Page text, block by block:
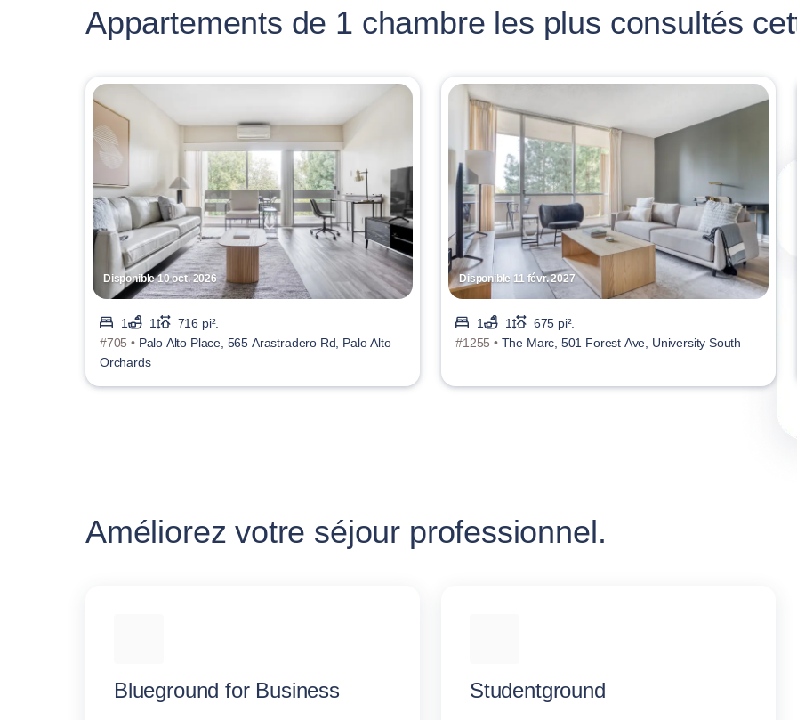
Appartements de 1 chambre les plus consultés
Disponible 10 oct. 2026
1 1
716 pi².
#705 • Palo Alto Place, 565 Arastradero Rd, Palo Alto
Orchards
Disponible 11 févr. 2027
1 1
675 pi².
#1255 • The Marc, 501 Forest Ave, University South
Améliorez votre séjour professionnel.
Blueground for Business Studentground